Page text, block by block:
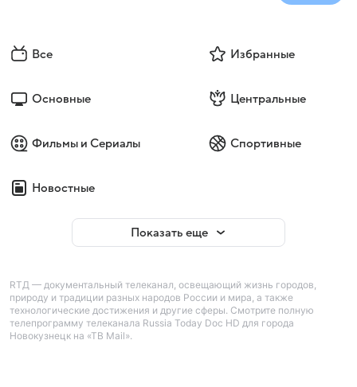
Все Избранные
Основные Центральные
Фильмы и Сериалы Спортивные
Новостные
Показать еще
RTД — документальный телеканал, освещающий жизнь городов,
природу и традиции разных народов России и мира, а также
технологические достижения и другие сферы. Смотрите полную
телепрограмму телеканала Russia Today Doc HD для города
Новокузнецк на «ТВ Mail».